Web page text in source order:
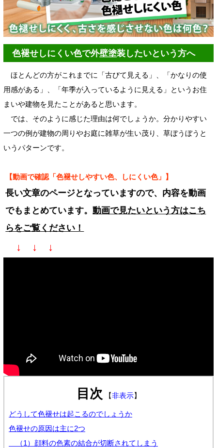
色褪せしにくい色で外壁塗装したいという方へ
ほとんどの方がこれまでに「古びて見える」、「かなりの使
用感がある」、「年季が入っているように見える」というお住
まいや建物を見たことがあると思います。
では、そのように感じた理由は何でしょうか。分かりやすい
一つの例が建物の周りやお庭に雑草が生い茂り、草ぼうぼうと
いうパターンです。
【動画で確認「色褪せしやすい色、しにくい色」】
長い文章のページとなっていますので、内容を動画
でもまとめています。動画で見たいという方はこち
らをご覧ください！
↓ ↓ ↓
目次 【非表示】
どうして色褪せは起こるのでしょうか
色褪せの原因は主に2つ
（1）顔料の色素の結合が切断されてしまう